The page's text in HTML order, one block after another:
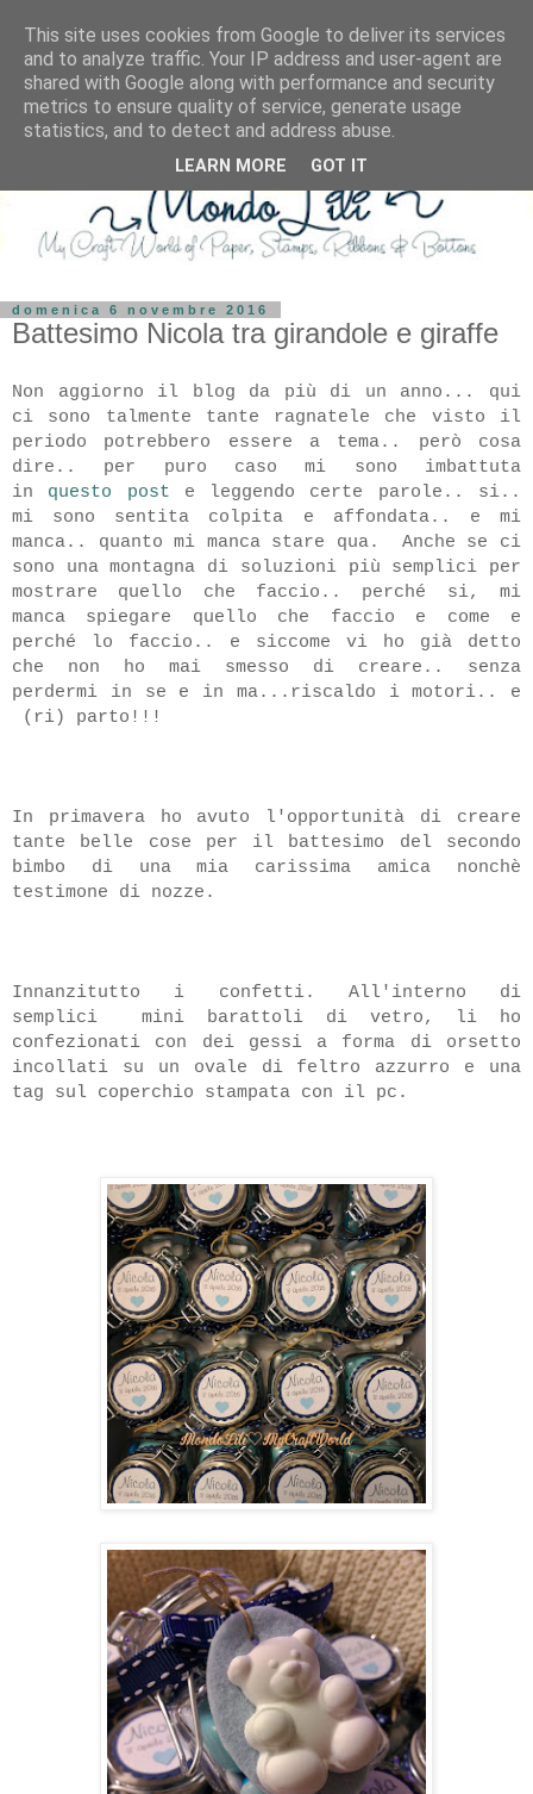
domenica 6 novembre 2016
Battesimo Nicola tra girandole e giraffe
Non aggiorno il blog da più di un anno... qui
ci sono talmente tante ragnatele che visto il
periodo potrebbero essere a tema.. però cosa
dire.. per puro caso mi sono imbattuta
in questo post e leggendo certe parole.. si..
mi sono sentita colpita e affondata.. e mi
manca.. quanto mi manca stare qua. Anche se ci
sono una montagna di soluzioni più semplici per
mostrare quello che faccio.. perché si, mi
manca spiegare quello che faccio e come e
perché lo faccio.. e siccome vi ho già detto
che non ho mai smesso di creare.. senza
perdermi in se e in ma...riscaldo i motori.. e
(ri) parto!!!
In primavera ho avuto l'opportunità di creare
tante belle cose per il battesimo del secondo
bimbo di una mia carissima amica nonchè
testimone di nozze.
Innanzitutto i confetti. All'interno di
semplici mini barattoli di vetro, li ho
confezionati con dei gessi a forma di orsetto
incollati su un ovale di feltro azzurro e una
tag sul coperchio stampata con il pc.
This site uses cookies from Google to deliver its services
and to analyze traffic. Your IP address and user-agent are
shared with Google along with performance and security
metrics to ensure quality of service, generate usage
statistics, and to detect and address abuse.
LEARN MORE GOT IT